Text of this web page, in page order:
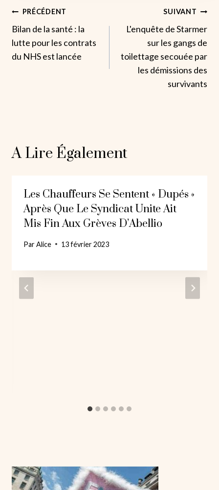
Navigation
De
L’article
PRÉCÉDENT
Bilan de la santé : la
lutte pour les contrats
du NHS est lancée
SUIVANT
L'enquête de Starmer
sur les gangs de
toilettage secouée par
les démissions des
survivants
A Lire Également
Les Chauffeurs Se Sentent « Dupés »
Après Que Le Syndicat Unite Ait
Mis Fin Aux Grèves D’Abellio
ParAlice 13 février 2023